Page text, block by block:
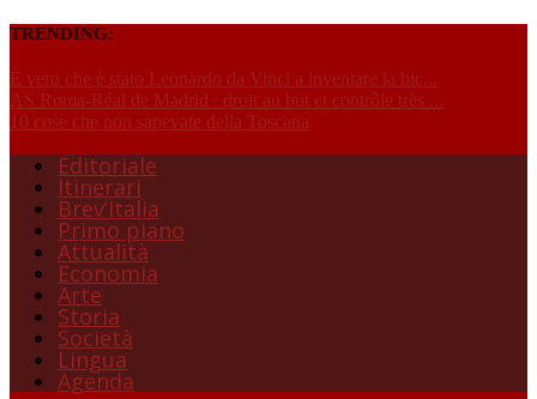
TRENDING:
È vero che è stato Leonardo da Vinci a inventare la bic...
AS Roma-Réal de Madrid : droit au but et contrôle très ...
10 cose che non sapevate della Toscana
Editoriale
Itinerari
Brev’Italia
Primo piano
Attualità
Economia
Arte
Storia
Società
Lingua
Agenda